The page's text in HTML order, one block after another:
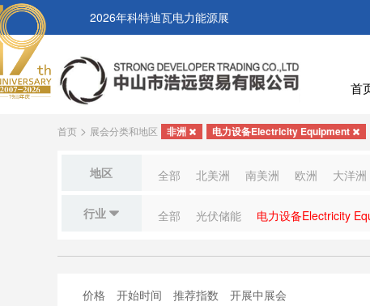
2026年科特迪瓦电力能源展
首
首页> 展会分类和地区 非洲 电力设备Electricity Equipment
地区 全部 北美洲 南美洲 欧洲 大洋洲
行业 全部 光伏储能 电力设备Electricity
价格 开始时间 推荐指数 开展中展会